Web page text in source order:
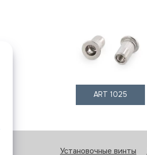
ART 1025
Установочные винты